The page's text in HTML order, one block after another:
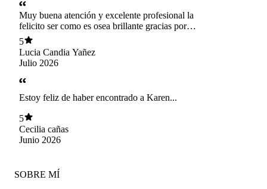
Muy buena atención y excelente profesional la
felicito ser como es osea brillante gracias por
todo srta karen
5
Lucia Candia Yañez
Julio 2026
Estoy feliz de haber encontrado a Karen...
5
Cecilia cañas
Junio 2026
SOBRE MÍ